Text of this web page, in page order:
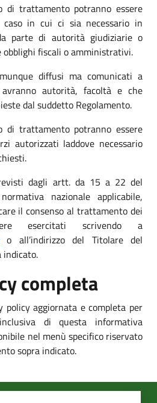
di trattamento potranno essere
in cui ci sia necessario in
parte di autorità giudiziarie o
obblighi fiscali o amministrativi.
diffusi ma comunicati a
autorità, facoltà e che
dal suddetto Regolamento.
di trattamento potranno essere
autorizzati laddove necessario
dagli artt. da 15 a 22 del
nazionale applicabile,
il consenso al trattamento dei
esercitati scrivendo a
o all’indirizzo del Titolare del
completa
policy aggiornata e completa per
di questa informativa
nel menù specifico riservato
sopra indicato.